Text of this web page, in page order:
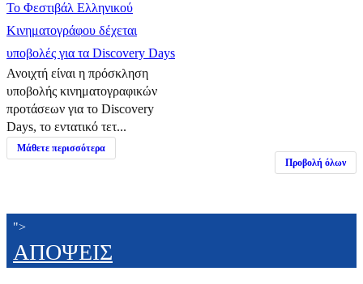
Το Φεστιβάλ Ελληνικού
Κινηματογράφου δέχεται
υποβολές για τα Discovery Days
Ανοιχτή είναι η πρόσκληση
υποβολής κινηματογραφικών
προτάσεων για το Discovery
Days, το εντατικό τετ...
Μάθετε περισσότερα
Προβολή όλων
">
ΑΠΟΨΕΙΣ